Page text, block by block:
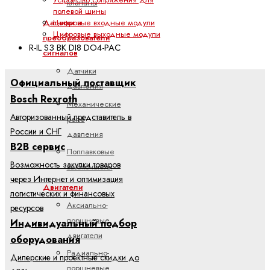
Датчики и
преобразователи
сигналов
Датчики
давления
Механические
реле
давления
Поплавковые
выключатели
Двигатели
Аксиально-
поршневые
двигатели
Радиально-
полевой шины
Цифровые входные модули
Цифровые выходные модули
R-IL S3 BK DI8 DO4-PAC
Официальный поставщик
Bosch Rexroth
Авторизованный представитель в
России и СНГ
B2B сервис
Возможность закупки товаров
через Интернет и оптимизация
логистических и финансовых
ресурсов
Индивидуальный подбор
оборудования
Дилерские и проектные скидки до